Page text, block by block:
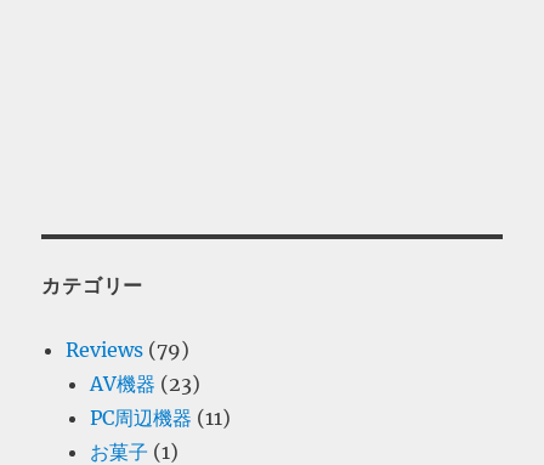
カテゴリー
Reviews (79)
AV機器 (23)
PC周辺機器 (11)
お菓子 (1)